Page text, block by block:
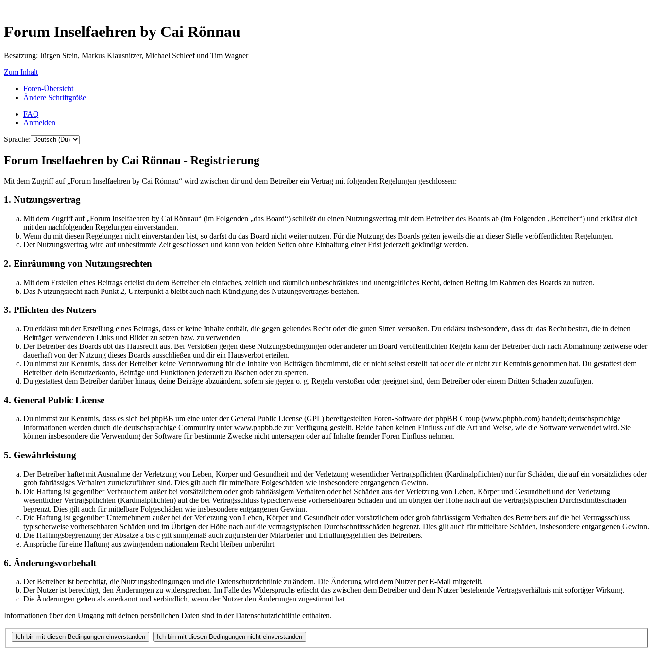
Forum Inselfaehren by Cai Rönnau
Besatzung: Jürgen Stein, Markus Klausnitzer, Michael Schleef und Tim Wagner
Zum Inhalt
Foren-Übersicht
Ändere Schriftgröße
FAQ
Anmelden
Sprache:
Forum Inselfaehren by Cai Rönnau - Registrierung
Mit dem Zugriff auf „Forum Inselfaehren by Cai Rönnau“ wird zwischen dir und dem Betreiber ein Vertrag mit folgenden Regelungen geschlossen:
1. Nutzungsvertrag
Mit dem Zugriff auf „Forum Inselfaehren by Cai Rönnau“ (im Folgenden „das Board“) schließt du einen Nutzungsvertrag mit dem Betreiber des Boards ab (im Folgenden „Betreiber“) und erklärst dich
mit den nachfolgenden Regelungen einverstanden.
Wenn du mit diesen Regelungen nicht einverstanden bist, so darfst du das Board nicht weiter nutzen. Für die Nutzung des Boards gelten jeweils die an dieser Stelle veröffentlichten Regelungen.
Der Nutzungsvertrag wird auf unbestimmte Zeit geschlossen und kann von beiden Seiten ohne Einhaltung einer Frist jederzeit gekündigt werden.
2. Einräumung von Nutzungsrechten
Mit dem Erstellen eines Beitrags erteilst du dem Betreiber ein einfaches, zeitlich und räumlich unbeschränktes und unentgeltliches Recht, deinen Beitrag im Rahmen des Boards zu nutzen.
Das Nutzungsrecht nach Punkt 2, Unterpunkt a bleibt auch nach Kündigung des Nutzungsvertrages bestehen.
3. Pflichten des Nutzers
Du erklärst mit der Erstellung eines Beitrags, dass er keine Inhalte enthält, die gegen geltendes Recht oder die guten Sitten verstoßen. Du erklärst insbesondere, dass du das Recht besitzt, die in deinen
Beiträgen verwendeten Links und Bilder zu setzen bzw. zu verwenden.
Der Betreiber des Boards übt das Hausrecht aus. Bei Verstößen gegen diese Nutzungsbedingungen oder anderer im Board veröffentlichten Regeln kann der Betreiber dich nach Abmahnung zeitweise oder
dauerhaft von der Nutzung dieses Boards ausschließen und dir ein Hausverbot erteilen.
Du nimmst zur Kenntnis, dass der Betreiber keine Verantwortung für die Inhalte von Beiträgen übernimmt, die er nicht selbst erstellt hat oder die er nicht zur Kenntnis genommen hat. Du gestattest dem
Betreiber, dein Benutzerkonto, Beiträge und Funktionen jederzeit zu löschen oder zu sperren.
Du gestattest dem Betreiber darüber hinaus, deine Beiträge abzuändern, sofern sie gegen o. g. Regeln verstoßen oder geeignet sind, dem Betreiber oder einem Dritten Schaden zuzufügen.
4. General Public License
Du nimmst zur Kenntnis, dass es sich bei phpBB um eine unter der General Public License (GPL) bereitgestellten Foren-Software der phpBB Group (www.phpbb.com) handelt; deutschsprachige
Informationen werden durch die deutschsprachige Community unter www.phpbb.de zur Verfügung gestellt. Beide haben keinen Einfluss auf die Art und Weise, wie die Software verwendet wird. Sie
können insbesondere die Verwendung der Software für bestimmte Zwecke nicht untersagen oder auf Inhalte fremder Foren Einfluss nehmen.
5. Gewährleistung
Der Betreiber haftet mit Ausnahme der Verletzung von Leben, Körper und Gesundheit und der Verletzung wesentlicher Vertragspflichten (Kardinalpflichten) nur für Schäden, die auf ein vorsätzliches oder
grob fahrlässiges Verhalten zurückzuführen sind. Dies gilt auch für mittelbare Folgeschäden wie insbesondere entgangenen Gewinn.
Die Haftung ist gegenüber Verbrauchern außer bei vorsätzlichem oder grob fahrlässigem Verhalten oder bei Schäden aus der Verletzung von Leben, Körper und Gesundheit und der Verletzung
wesentlicher Vertragspflichten (Kardinalpflichten) auf die bei Vertragsschluss typischerweise vorhersehbaren Schäden und im übrigen der Höhe nach auf die vertragstypischen Durchschnittsschäden
begrenzt. Dies gilt auch für mittelbare Folgeschäden wie insbesondere entgangenen Gewinn.
Die Haftung ist gegenüber Unternehmern außer bei der Verletzung von Leben, Körper und Gesundheit oder vorsätzlichem oder grob fahrlässigem Verhalten des Betreibers auf die bei Vertragsschluss
typischerweise vorhersehbaren Schäden und im Übrigen der Höhe nach auf die vertragstypischen Durchschnittsschäden begrenzt. Dies gilt auch für mittelbare Schäden, insbesondere entgangenen Gewinn.
Die Haftungsbegrenzung der Absätze a bis c gilt sinngemäß auch zugunsten der Mitarbeiter und Erfüllungsgehilfen des Betreibers.
Ansprüche für eine Haftung aus zwingendem nationalem Recht bleiben unberührt.
6. Änderungsvorbehalt
Der Betreiber ist berechtigt, die Nutzungsbedingungen und die Datenschutzrichtlinie zu ändern. Die Änderung wird dem Nutzer per E-Mail mitgeteilt.
Der Nutzer ist berechtigt, den Änderungen zu widersprechen. Im Falle des Widerspruchs erlischt das zwischen dem Betreiber und dem Nutzer bestehende Vertragsverhältnis mit sofortiger Wirkung.
Die Änderungen gelten als anerkannt und verbindlich, wenn der Nutzer den Änderungen zugestimmt hat.
Informationen über den Umgang mit deinen persönlichen Daten sind in der Datenschutzrichtlinie enthalten.